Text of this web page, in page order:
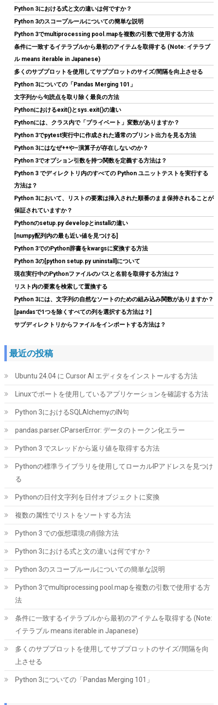
(5422382) GBP 3.61 (2026-08-07 04:03 GMT +09:00 時点 - 詳細は
こちら
Biwin NV7400 1TB SSD NVMe2.0 M.2 Type 2280 PCIe Gen4×4 最
大読込：7450MB/s (R:7450MB/s、W:6500MB/s) 内蔵SSD 高耐
久 PS5/PS5 Pro動作確認済み メーカー5年保証
(546825) GBP 134.93 (2026-08-07 04:03 GMT +09:00 時点 -
こちら
玄人志向 電源ユニット 650W ATX 電源 80 PLUS ブロンズ PC電源
静音ファン ブラック 【メーカー正規出品】 KRPW-BD650W/85+
(54013) GBP 23.98 (2026-08-07 04:03 GMT +09:00 時点 -詳細はこ
ちら)
CP1640
( 5485966 GBP 337.47 (2026-08-07 04:03 GMT +09:00 時点 -
はこちら)
CFD販売 デスクトップPC用メモリ グラフェン 銅箔 ヒートシンク
DDR5-5600 32GB×2枚 (64GB) 相性保証 288pin シー・エフ・デー
こちら
Python 3における式と文の違いは何ですか？
Python 3のスコープルールについての簡単な説明
Python 3でmultiprocessing pool.mapを複数の引数で使用する方法
条件に一致するイテラブルから最初のアイテムを取得する (Note: イテラブ
ル means iterable in Japanese)
多くのサブプロットを使用してサブプロットのサイズ/間隔を向上させる
Python 3についての「Pandas Merging 101」
文字列から句読点を取り除く最良の方法
Pythonにおけるexit()とsys.exit()の違い
Pythonには、クラス内で「プライベート」変数がありますか？
Python 3でpytest実行中に作成された通常のプリント出力を見る方法
Python 3にはなぜ++や–演算子が存在しないのか？
Python 3でオプション引数を持つ関数を定義する方法は？
Python 3 でディレクトリ内のすべての Python ユニットテストを実行する
方法は？
Python 3において、リストの要素は挿入された順番のまま保持されることが
保証されていますか？
Pythonのsetup.py developとinstallの違い
[numpy配列内の最も近い値を見つける]
Python 3でのPython辞書をkwargsに変換する方法
Python 3の[python setup.py uninstall]について
現在実行中のPythonファイルのパスと名前を取得する方法は？
リスト内の要素を検索して置換する
Python 3には、文字列の自然なソートのための組み込み関数がありますか？
[pandasで1つを除くすべての列を選択する方法は？]
サブディレクトリからファイルをインポートする方法は？
最近の投稿
Ubuntu 24.04 に Cursor AI エディタをインストールする方法
Linuxでポートを使用しているアプリケーションを確認する方法
Python 3におけるSQLAlchemyのIN句
pandas.parser.CParserError: データのトークン化エラー
Python 3 でスレッドから返り値を取得する方法
Pythonの標準ライブラリを使用してローカルIPアドレスを見つけ
る
Pythonの日付文字列を日付オブジェクトに変換
複数の属性でリストをソートする方法
Python 3 での仮想環境の削除方法
Python 3における式と文の違いは何ですか？
Python 3のスコープルールについての簡単な説明
Python 3でmultiprocessing pool.mapを複数の引数で使用する方
法
条件に一致するイテラブルから最初のアイテムを取得する (Note:
イテラブル means iterable in Japanese)
多くのサブプロットを使用してサブプロットのサイズ/間隔を向
上させる
Python 3についての「Pandas Merging 101」